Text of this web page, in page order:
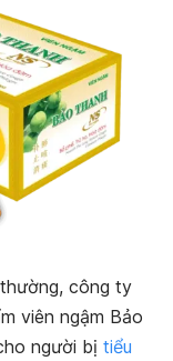
công ty
viên ngậm Bảo
người bị tiểu